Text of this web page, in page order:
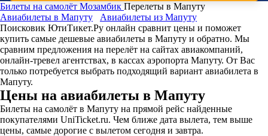
Билеты на самолёт Мозамбик Перелеты в Мапуту
Авиабилеты в Мапуту
Авиабилеты из Мапуту
Поисковик ЮтиТикет.Ру онлайн сравнит цены и поможет
купить самые дешевые авиабилеты в Мапуту и обратно. Мы
сравним предложения на перелёт на сайтах авиакомпаний,
онлайн-тревел агентствах, в кассах аэропорта Мапуту. От Вас
только потребуется выбрать подходящий вариант авиабилета в
Мапуту.
Цены на авиабилеты в Мапуту
Билеты на самолёт в Мапуту на прямой рейс найденные
покупателями UniTicket.ru. Чем ближе дата вылета, тем выше
цены, самые дорогие с вылетом сегодня и завтра.